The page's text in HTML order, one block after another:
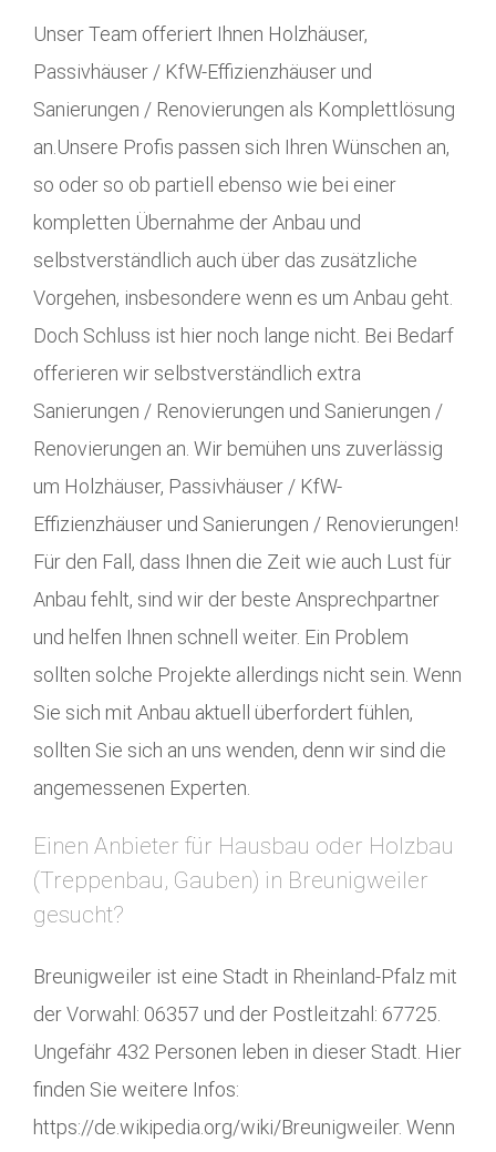
Unser Team offeriert Ihnen Holzhäuser,
Passivhäuser / KfW-Effizienzhäuser und
Sanierungen / Renovierungen als Komplettlösung
an.Unsere Profis passen sich Ihren Wünschen an,
so oder so ob partiell ebenso wie bei einer
kompletten Übernahme der Anbau und
selbstverständlich auch über das zusätzliche
Vorgehen, insbesondere wenn es um Anbau geht.
Doch Schluss ist hier noch lange nicht. Bei Bedarf
offerieren wir selbstverständlich extra
Sanierungen / Renovierungen und Sanierungen /
Renovierungen an. Wir bemühen uns zuverlässig
um Holzhäuser, Passivhäuser / KfW-
Effizienzhäuser und Sanierungen / Renovierungen!
Für den Fall, dass Ihnen die Zeit wie auch Lust für
Anbau fehlt, sind wir der beste Ansprechpartner
und helfen Ihnen schnell weiter. Ein Problem
sollten solche Projekte allerdings nicht sein. Wenn
Sie sich mit Anbau aktuell überfordert fühlen,
sollten Sie sich an uns wenden, denn wir sind die
angemessenen Experten.
Einen Anbieter für Hausbau oder Holzbau
(Treppenbau, Gauben) in Breunigweiler
gesucht?
Breunigweiler ist eine Stadt in Rheinland-Pfalz mit
der Vorwahl: 06357 und der Postleitzahl: 67725.
Ungefähr 432 Personen leben in dieser Stadt. Hier
finden Sie weitere Infos:
https://de.wikipedia.org/wiki/Breunigweiler. Wenn